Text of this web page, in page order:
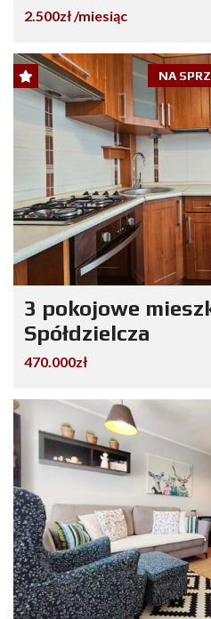
2.500zł /miesiąc
NA
3 pokojowe
Spółdzielcza
470.000zł